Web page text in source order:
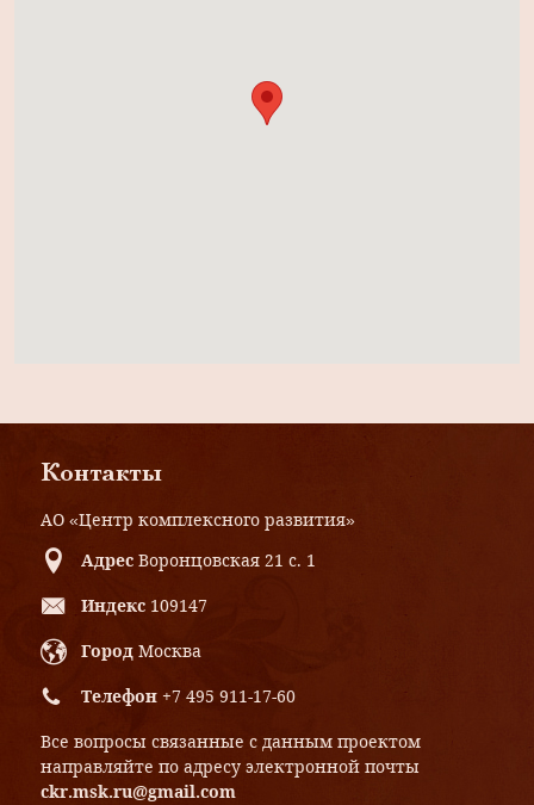
Контакты
АО «Центр комплексного развития»
Адрес Воронцовская 21 с. 1
Индекс 109147
Город Москва
Телефон +7 495 911-17-60
Все вопросы связанные с данным проектом
направляйте по адресу электронной почты
ckr.msk.ru@gmail.com